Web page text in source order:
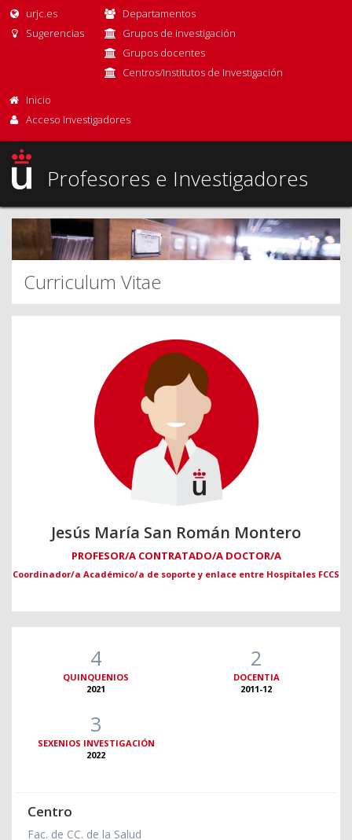
urjc.es
Sugerencias
Departamentos
Grupos de investigación
Grupos docentes
Centros/Institutos de Investigación
Inicio
Acceso Investigadores
Profesores e Investigadores
Curriculum Vitae
Jesús María San Román Montero
PROFESOR/A CONTRATADO/A DOCTOR/A
Coordinador/a Académico/a de soporte y enlace entre Hospitales FCCS
4
QUINQUENIOS
2021
2
DOCENTIA
2011-12
3
SEXENIOS INVESTIGACIÓN
2022
Centro
Fac. de CC. de la Salud